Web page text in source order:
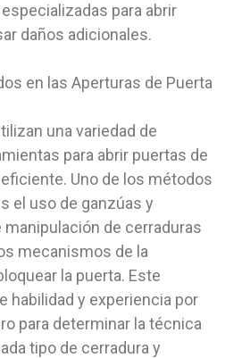
para abrir
daños adicionales.
en las Aperturas de Puerta
una variedad de
para abrir puertas de
Uno de los métodos
el uso de ganzúas y
manipulación de cerraduras
mecanismos de la
la puerta. Este
habilidad y experiencia por
para determinar la técnica
tipo de cerradura y